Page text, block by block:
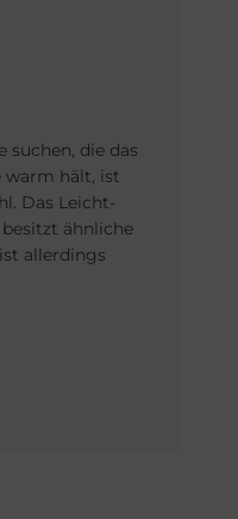
suchen, die das
warm hält, ist
Das Leicht­
ähnliche
allerdings